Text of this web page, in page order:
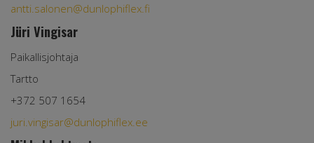
antti.salonen@dunlophiflex.fi
Jüri Vingisar
Paikallisjohtaja
Tartto
+372 507 1654
juri.vingisar@dunlophiflex.ee